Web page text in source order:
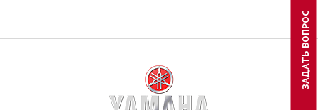
ЗАДАТЬ ВОПРОС